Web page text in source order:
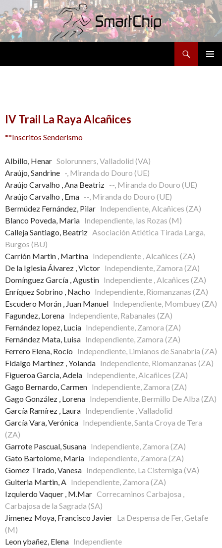
IV Trail La Raya Alcañices
**Inscritos Senderismo
Albillo, Henar Solorunners, Valladolid (VA)
Araújo, Sandrine -, Miranda do Douro (UE)
Araújo Carvalho , Ana Beatriz --, Miranda do Douro (UE)
Araújo Carvalho , Ema --, Miranda do Douro (UE)
Bermúdez Fernández, Pilar Independiente, Alcañices (ZA)
Blanco Poveda, Maria Independiente, las Rozas (M)
Calleja Santiago, Beatriz Asociación Atlética Tirada Larga,
Burgos (BU)
Carrión Martin , Martina Independiente , Alcañices (ZA)
De la Iglesia Álvarez , Victor Independiente, Zamora (ZA)
Domínguez García , Agustin Independiente , Alcañices (ZA)
Enríquez Sobrino , Nacho Independiente, Riomanzanas (ZA)
Escudero Morán , Juan Manuel Independiente, Mombuey (ZA)
Fagundez, Lorena Independiente, Rabanales (ZA)
Fernández lopez, Lucia Independiente, Zamora (ZA)
Fernández Mata, Luisa Independiente, Zamora (ZA)
Ferrero Elena, Rocío Independiente, Limianos de Sanabria (ZA)
Fidalgo Martínez , Yolanda Independiente, Riomanzanas (ZA)
Figueroa Garcia, Adela Independiente, Alcañices (ZA)
Gago Bernardo, Carmen Independiente, Zamora (ZA)
Gago González , Lorena Independiente, Bermillo De Alba (ZA)
García Ramírez , Laura Independiente , Valladolid
García Vara, Verónica Independiente, Santa Croya de Tera
(ZA)
Garrote Pascual, Susana Independiente, Zamora (ZA)
Gato Bartolome, Maria Independiente, Zamora (ZA)
Gomez Tirado, Vanesa Independiente, La Cisterniga (VA)
Guiteria Martin, A Independiente, Zamora (ZA)
Izquierdo Vaquer , M.Mar Correcaminos Carbajosa ,
Carbajosa de la Sagrada (SA)
Jimenez Moya, Francisco Javier La Despensa de Fer, Getafe
(M)
Leon ybañez, Elena Independiente